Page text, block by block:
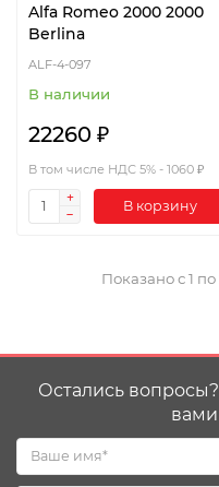
Alfa Romeo 2000 2000
Berlina
ALF-4-097
В наличии
22260 ₽
В том числе НДС 5% - 1060 ₽
В корзину
Показано с 1 по
Остались